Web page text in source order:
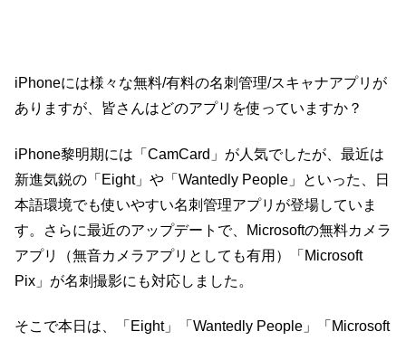
iPhoneには様々な無料/有料の名刺管理/スキャナアプリが
ありますが、皆さんはどのアプリを使っていますか？
iPhone黎明期には「CamCard」が人気でしたが、最近は
新進気鋭の「Eight」や「Wantedly People」といった、日
本語環境でも使いやすい名刺管理アプリが登場していま
す。さらに最近のアップデートで、Microsoftの無料カメラ
アプリ（無音カメラアプリとしても有用）「Microsoft
Pix」が名刺撮影にも対応しました。
そこで本日は、「Eight」「Wantedly People」「Microsoft